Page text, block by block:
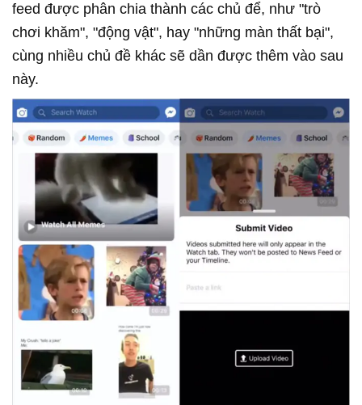
feed được phân chia thành các chủ để, như "trò
chơi khăm", "động vật", hay "những màn thất bại",
cùng nhiều chủ đề khác sẽ dần được thêm vào sau
này.